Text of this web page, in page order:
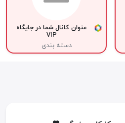
عنوان کانال شما در جایگاه
VIP
دسته بندی